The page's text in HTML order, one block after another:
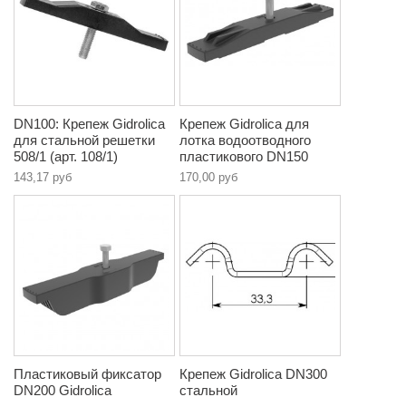
DN100: Крепеж Gidrolica
для стальной решетки
508/1 (арт. 108/1)
143,17 руб
Крепеж Gidrolica для
лотка водоотводного
пластикового DN150
170,00 руб
Пластиковый фиксатор
DN200 Gidrolica
Крепеж Gidrolica DN300
стальной